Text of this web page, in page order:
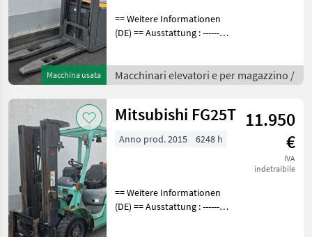
Macchina usata
== Weitere Informationen
(DE) == Ausstattung : ----------
sich generell um
abgelesene Stunden. Gerne
Macchinari elevatori e per magazzino /
Mitsubishi FG25T 11.950
€
IVA
indetraibile
Anno prod. 2015 6248 h
== Weitere Informationen
(DE) == Ausstattung : ----------